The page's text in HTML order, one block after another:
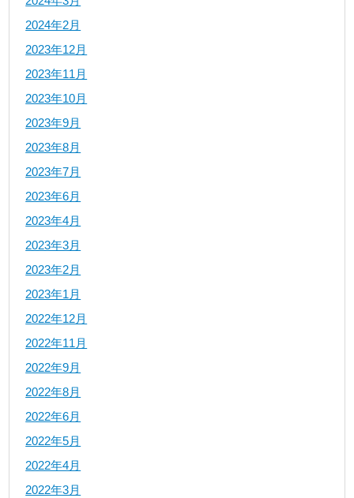
2024年2月
2023年12月
2023年11月
2023年10月
2023年9月
2023年8月
2023年7月
2023年6月
2023年4月
2023年3月
2023年2月
2023年1月
2022年12月
2022年11月
2022年9月
2022年8月
2022年6月
2022年5月
2022年4月
2022年3月